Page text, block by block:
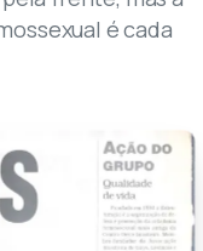
é cada